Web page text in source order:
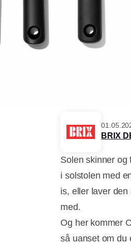
BRIX
Solen skinner
i solstolen med
is, eller laver
med.
Og her kommer
så uanset om du